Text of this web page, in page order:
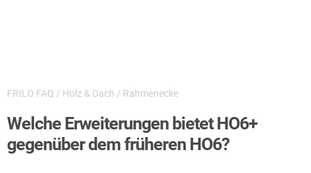
FRILO FAQ / Holz & Dach / Rahmenecke
Welche Erweiterungen bietet HO6+
gegenüber dem früheren HO6?